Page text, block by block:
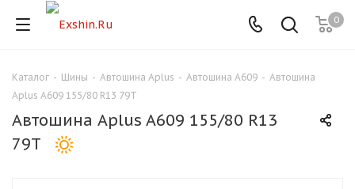
0
Каталог - Шины - Автошина Aplus - Автошина A609 - Автошина
Aplus A609 155/80 R13 79T
Автошина Aplus A609 155/80 R13
79T
Для клиентов всех банков
Разбейте
оплату